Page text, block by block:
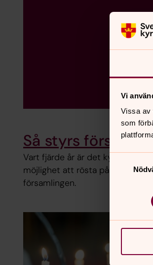
Vi
Vissa av
som
Samtyckesval
Så styrs
Vart fjärde år är det kyrkoval. Då
möjlighet att rösta på vilka du
församlingen.